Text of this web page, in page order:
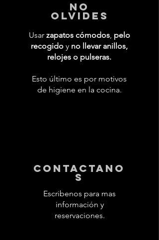
No
Olvides
Usar zapatos cómodos, pelo
recogido y no llevar anillos,
relojes o pulseras.
Esto último es por motivos
de higiene en la cocina.
contactano
s
Escribenos para mas
información y
reservaciones.